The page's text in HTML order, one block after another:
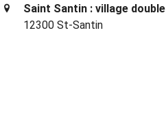
Saint Santin : village double
12300 St-Santin